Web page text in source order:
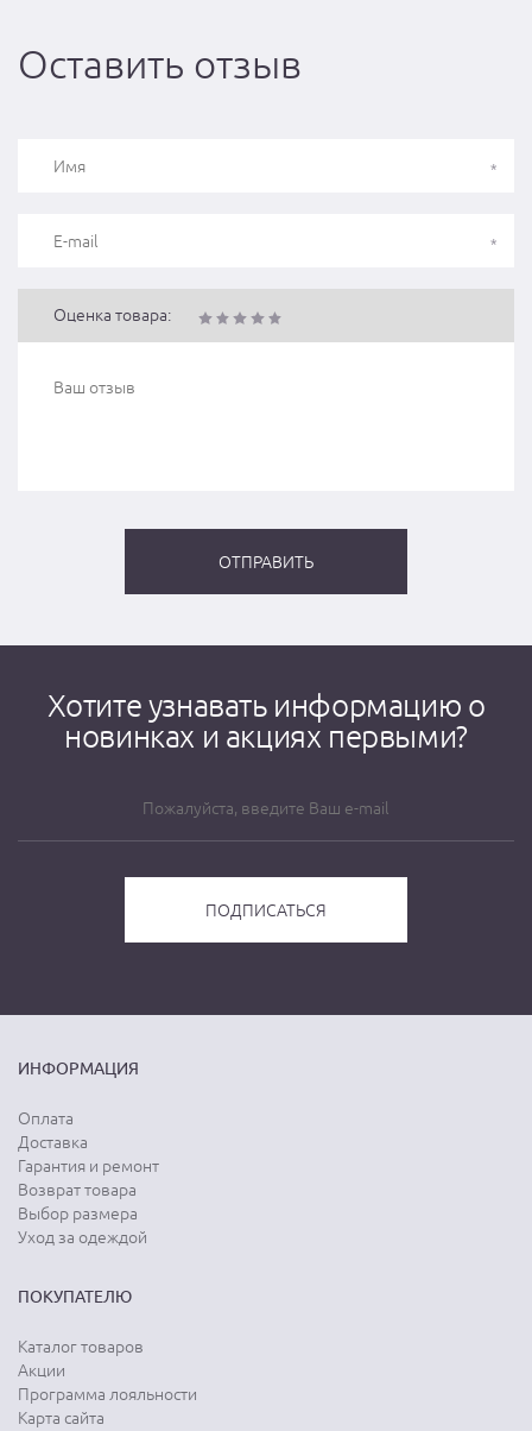
Оставить отзыв
Оценка товара:
Хотите узнавать информацию о
новинках и акциях первыми?
ИНФОРМАЦИЯ
Оплата
Доставка
Гарантия и ремонт
Возврат товара
Выбор размера
Уход за одеждой
ПОКУПАТЕЛЮ
Каталог товаров
Акции
Программа лояльности
Карта сайта